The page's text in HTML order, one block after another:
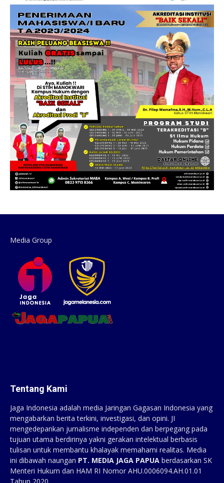
Media Group
Tentang Kami
Jaga Indonesia adalah media Jaringan Gagasan Indonesia yang
mengabarkan berita terkini, investigasi, dan opini. JI
mengedepankan jurnalisme independen dan berpegang pada
tujuan utama berdirinya yakni gerakan intelektual berbasis
tulisan untuk membantu khalayak memahami realitas. Media
ini dibawah naungan PT. MEDIA JAGA PAPUA berdasarkan SK
Menteri Hukum dan HAM RI Nomor AHU.0006094.AH.01.01